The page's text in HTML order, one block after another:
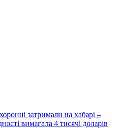
затримали на хабарі –
вимагала 4 тисячі доларів